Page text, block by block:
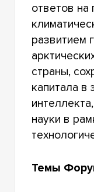
ответов на
развитием
страны,
капитала в
науки в
Темы